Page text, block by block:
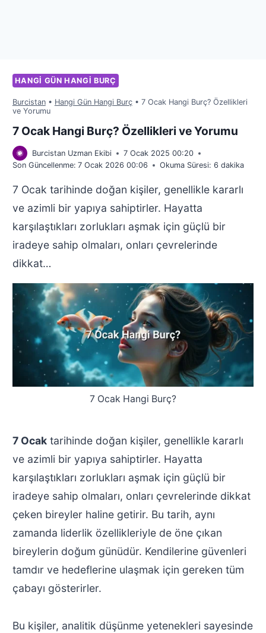
HANGI GÜN HANGI BURÇ
Burcistan• Hangi Gün Hangi Burç• 7 Ocak Hangi Burç? Özellikleri
ve Yorumu
7 Ocak Hangi Burç? Özellikleri ve Yorumu
Burcistan Uzman Ekibi
7 Ocak 2025 00:20
Son Güncellenme: 7 Ocak 2026 00:06 Okuma Süresi: 6 dakika
7 Ocak tarihinde doğan kişiler, genellikle kararlı
ve azimli bir yapıya sahiptirler. Hayatta
karşılaştıkları zorlukları aşmak için güçlü bir
iradeye sahip olmaları, onları çevrelerinde
dikkat…
7 Ocak Hangi Burç?
7 Ocaktarihinde doğan kişiler, genellikle kararlı
ve azimli bir yapıya sahiptirler. Hayatta
karşılaştıkları zorlukları aşmak için güçlü bir
iradeye sahip olmaları, onları çevrelerinde dikkat
çeken bireyler haline getirir. Bu tarih, aynı
zamanda liderlik özellikleriyle de öne çıkan
bireylerin doğum günüdür. Kendilerine güvenleri
tamdır ve hedeflerine ulaşmak için gereken tüm
çabayı gösterirler.
Bu kişiler, analitik düşünme yetenekleri sayesinde